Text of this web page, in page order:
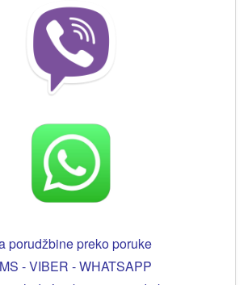
porudžbine preko poruke
- VIBER - WHATSAPP